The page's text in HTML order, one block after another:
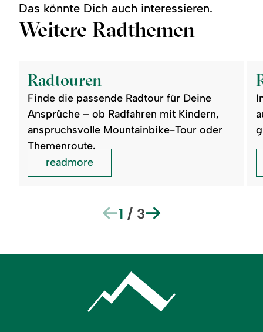
Das könnte Dich auch interessieren.
Weitere Radthemen
Radtouren
Finde die passende Radtour für Deine
Ansprüche – ob Radfahren mit Kindern,
anspruchsvolle Mountainbike-Tour oder
Themenroute.
Radtouren
readmore
1 / 3